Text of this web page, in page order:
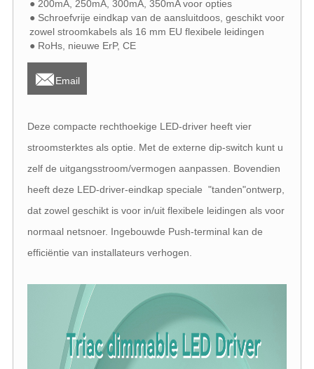
● 200mA, 250mA, 300mA, 350mA voor opties
● Schroefvrije eindkap van de aansluitdoos, geschikt voor
zowel stroomkabels als 16 mm EU flexibele leidingen
● RoHs, nieuwe ErP, CE
Email
Deze compacte rechthoekige LED-driver heeft vier
stroomsterktes als optie. Met de externe dip-switch kunt u
zelf de uitgangsstroom/vermogen aanpassen. Bovendien
heeft deze LED-driver-eindkap speciale "tanden"ontwerp,
dat zowel geschikt is voor in/uit flexibele leidingen als voor
normaal netsnoer. Ingebouwde Push-terminal kan de
efficiëntie van installateurs verhogen.